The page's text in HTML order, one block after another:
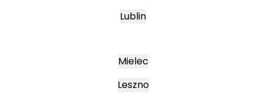
Lublin
Mielec
Leszno